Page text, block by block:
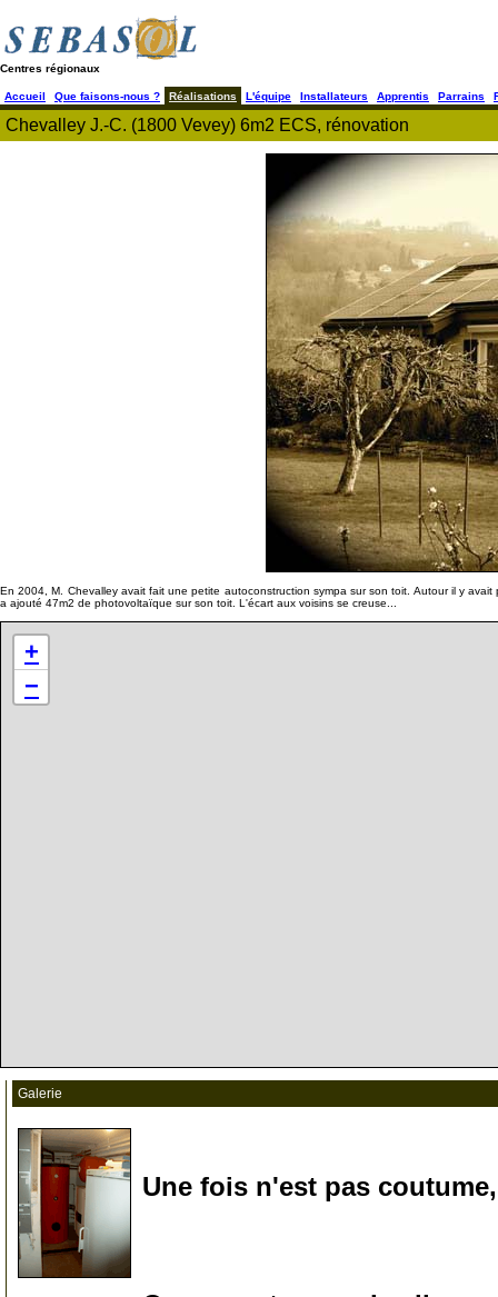
Centres régionaux
Accueil Que faisons-nous ? Réalisations L'équipe Installateurs Apprentis Parrains
Chevalley J.-C. (1800 Vevey) 6m2 ECS, rénovation
En 2004, M. Chevalley avait fait une petite autoconstruction sympa sur son toit. Autour il y
a ajouté 47m2 de photovoltaïque sur son toit. L'écart aux voisins se creuse...
+
−
Galerie
Une fois n'est pas